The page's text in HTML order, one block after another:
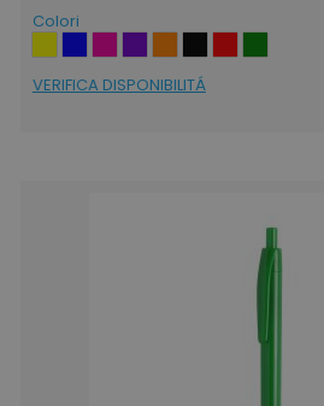
Colori
VERIFICA DISPONIBILITÁ